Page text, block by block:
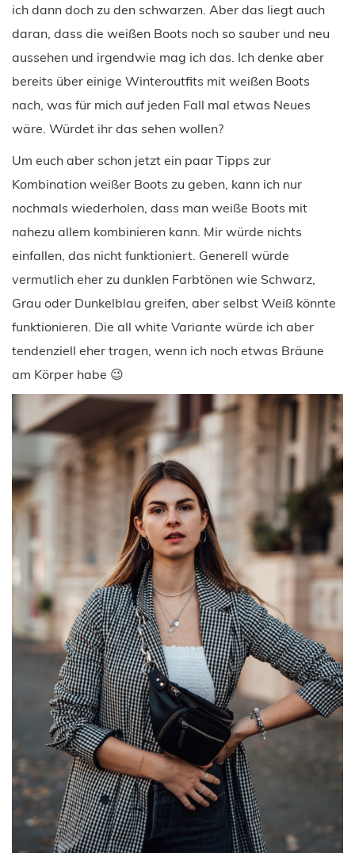
ich dann doch zu den schwarzen. Aber das liegt auch
daran, dass die weißen Boots noch so sauber und neu
aussehen und irgendwie mag ich das. Ich denke aber
bereits über einige Winteroutfits mit weißen Boots
nach, was für mich auf jeden Fall mal etwas Neues
wäre. Würdet ihr das sehen wollen?
Um euch aber schon jetzt ein paar Tipps zur
Kombination weißer Boots zu geben, kann ich nur
nochmals wiederholen, dass man weiße Boots mit
nahezu allem kombinieren kann. Mir würde nichts
einfallen, das nicht funktioniert. Generell würde
vermutlich eher zu dunklen Farbtönen wie Schwarz,
Grau oder Dunkelblau greifen, aber selbst Weiß könnte
funktionieren. Die all white Variante würde ich aber
tendenziell eher tragen, wenn ich noch etwas Bräune
am Körper habe 😉